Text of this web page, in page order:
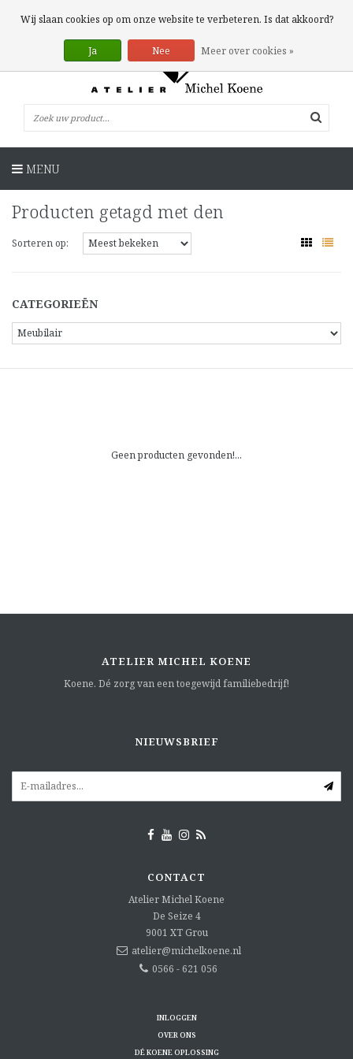
0 Artikelen
MENU
Producten getagd met den
Sorteren op:
CATEGORIEËN
Geen producten gevonden!...
ATELIER MICHEL KOENE
Koene. Dé zorg van een toegewijd familiebedrijf!
NIEUWSBRIEF
CONTACT
Atelier Michel Koene
De Seize 4
9001 XT Grou
atelier@michelkoene.nl
0566 - 621 056
INLOGGEN
OVER ONS
DÉ KOENE OPLOSSING
Wij slaan cookies op om onze website te verbeteren. Is dat akkoord?
Ja Nee Meer over cookies »